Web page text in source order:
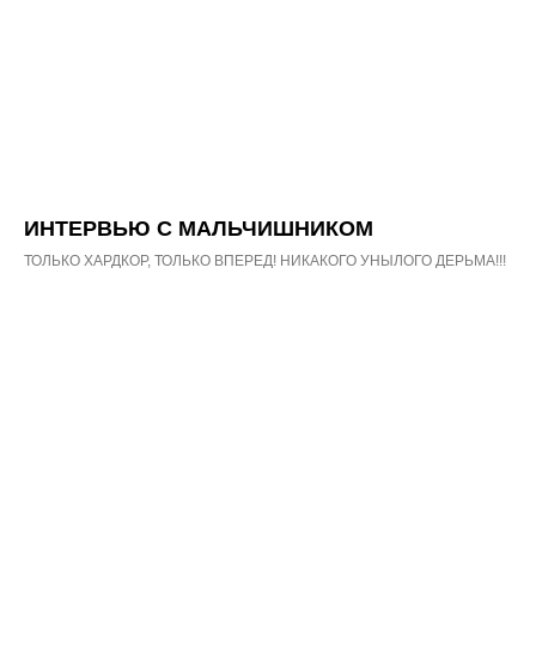
ИНТЕРВЬЮ С МАЛЬЧИШНИКОМ
ТОЛЬКО ХАРДКОР, ТОЛЬКО ВПЕРЕД! НИКАКОГО УНЫЛОГО ДЕРЬМА!!!